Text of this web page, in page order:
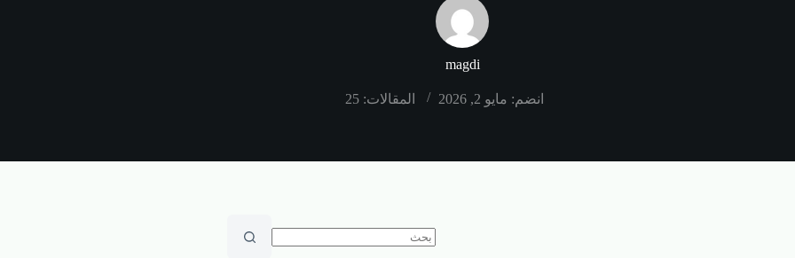
magdi
انضم: مايو 2, 2026 المقالات: 25